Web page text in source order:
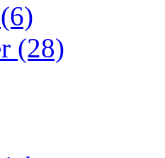
(6)
(28)